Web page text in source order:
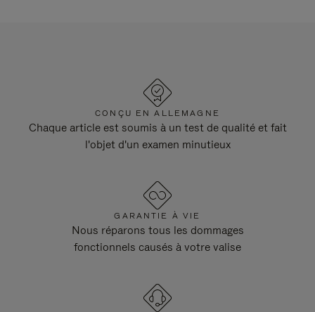
CONÇU EN ALLEMAGNE
Chaque article est soumis à un test de qualité et fait
l'objet d'un examen minutieux
GARANTIE À VIE
Nous réparons tous les dommages
fonctionnels causés à votre valise